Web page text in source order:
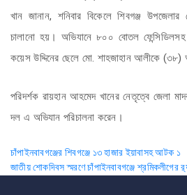
খান জানান, শনিবার বিকেলে শিবগঞ্জ উপজেলার
চালানো হয়। অভিযানে ৮০০ বোতল ফেন্সিডিলসহ
কয়েস উদ্দিনের ছেলে মো. শাহজাহান আলীকে
পরিদর্শক রায়হান আহমেদ খানের নেতৃত্বে জেলা
দল এ অভিযান পরিচালনা করেন।
Post
navigation
চাঁপাইনবাবগঞ্জের শিবগঞ্জে ১৩ হাজার ইয়াবাসহ আটক ১
জাতীয় শোকদিবস স্মরণে চাঁপাইনবাবগঞ্জে শ্রমিকলীগের